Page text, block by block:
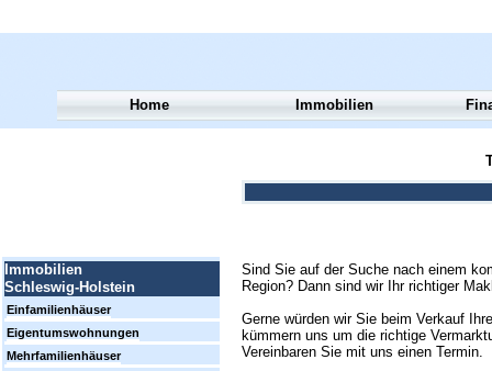
Sind Sie auf der Suche nach einem
Region? Dann sind wir Ihr richtiger
Gerne würden wir Sie beim Verkauf
kümmern uns um die richtige
Vereinbaren Sie mit uns einen Termin.
Home Immobilien
Immobilien
Schleswig-Holstein
Einfamilienhäuser
Eigentumswohnungen
Mehrfamilienhäuser